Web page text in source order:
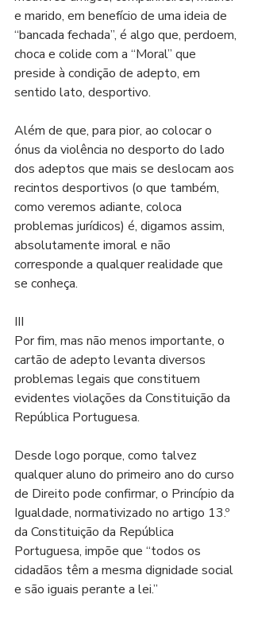
e marido, em benefício de uma ideia de
“bancada fechada”, é algo que, perdoem,
choca e colide com a “Moral” que
preside à condição de adepto, em
sentido lato, desportivo.
Além de que, para pior, ao colocar o
ónus da violência no desporto do lado
dos adeptos que mais se deslocam aos
recintos desportivos (o que também,
como veremos adiante, coloca
problemas jurídicos) é, digamos assim,
absolutamente imoral e não
corresponde a qualquer realidade que
se conheça.
III
Por fim, mas não menos importante, o
cartão de adepto levanta diversos
problemas legais que constituem
evidentes violações da Constituição da
República Portuguesa.
Desde logo porque, como talvez
qualquer aluno do primeiro ano do curso
de Direito pode confirmar, o Princípio da
Igualdade, normativizado no artigo 13.º
da Constituição da República
Portuguesa, impõe que “todos os
cidadãos têm a mesma dignidade social
e são iguais perante a lei.”